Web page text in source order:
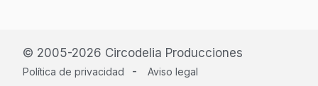
© 2005-2026 Circodelia Producciones
Política de privacidad - Aviso legal